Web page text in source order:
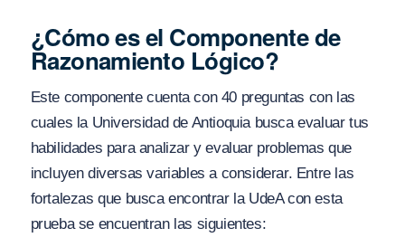
¿Cómo es el Componente de
Razonamiento Lógico?
Este componente cuenta con 40 preguntas con las
cuales la Universidad de Antioquia busca evaluar tus
habilidades para analizar y evaluar problemas que
incluyen diversas variables a considerar. Entre las
fortalezas que busca encontrar la UdeA con esta
prueba se encuentran las siguientes: